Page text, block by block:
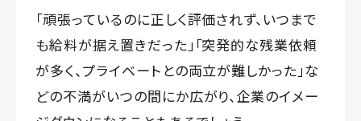
「頑張っているのに正しく評価されず、いつまで
も給料が据え置きだった」「突発的な残業依頼
が多く、プライベートとの両立が難しかった」な
どの不満がいつの間にか広がり、企業のイメー